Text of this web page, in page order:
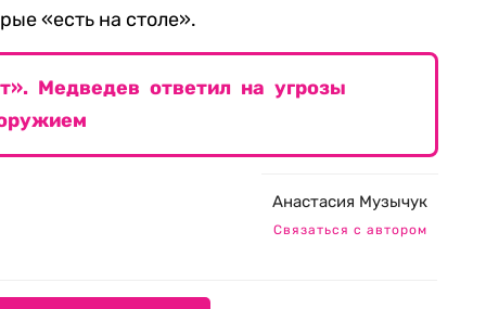
«есть на столе».
Медведев ответил на угрозы
Анастасия Музычук
Связаться с автором